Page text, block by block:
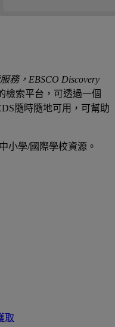
務，EBSCO Discovery
檢索平台，可透過一個
隨時隨地可用，可幫助
小學/國際學校資源。
取